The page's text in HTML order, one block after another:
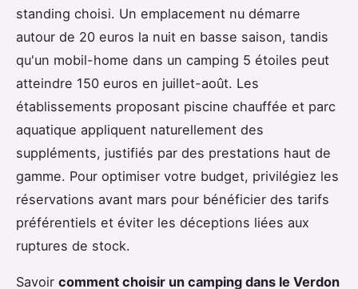
standing choisi. Un emplacement nu démarre
autour de 20 euros la nuit en basse saison, tandis
qu'un mobil-home dans un camping 5 étoiles peut
atteindre 150 euros en juillet-août. Les
établissements proposant piscine chauffée et parc
aquatique appliquent naturellement des
suppléments, justifiés par des prestations haut de
gamme. Pour optimiser votre budget, privilégiez les
réservations avant mars pour bénéficier des tarifs
préférentiels et éviter les déceptions liées aux
ruptures de stock.
Savoir comment choisir un camping dans le Verdon